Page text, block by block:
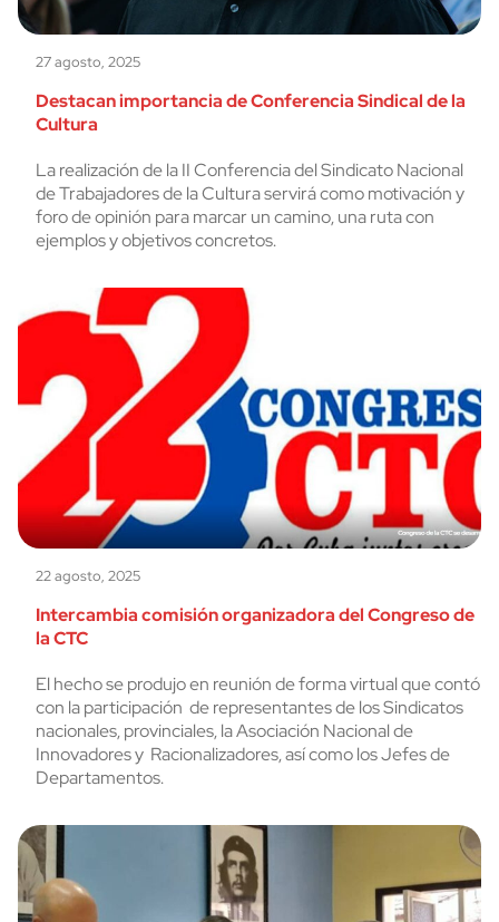
27 agosto, 2025
Destacan importancia de Conferencia Sindical de la
Cultura
La realización de la II Conferencia del Sindicato Nacional
de Trabajadores de la Cultura servirá como motivación y
foro de opinión para marcar un camino, una ruta con
ejemplos y objetivos concretos.
22 agosto, 2025
Intercambia comisión organizadora del Congreso de
la CTC
El hecho se produjo en reunión de forma virtual que contó
con la participación de representantes de los Sindicatos
nacionales, provinciales, la Asociación Nacional de
Innovadores y Racionalizadores, así como los Jefes de
Departamentos.